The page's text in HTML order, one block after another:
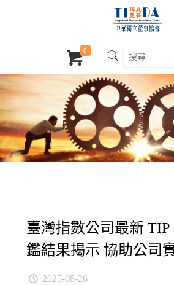
0
臺灣指數公司最新
鑑結果揭示 協助公司
2025-08-26